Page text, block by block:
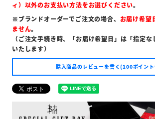
ィ）以外のお支払い方法をお選びください。
※ブランドオーダーでご注文の場合、 お届け希望
ません。
（ご注文手続き時、「お届け希望日」は「指定
いたします）
購入商品のレビューを書く(100ポイン